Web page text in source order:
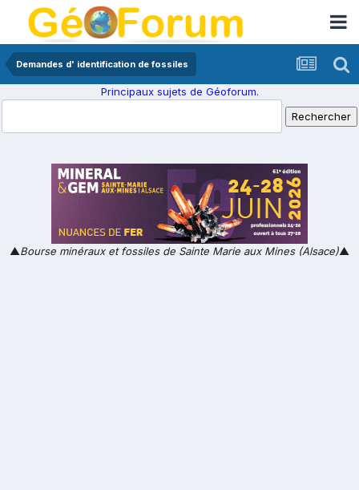
Demandes d' identification de fossiles
Principaux sujets de Géoforum.
▲Bourse minéraux et fossiles de Sainte Marie aux Mines (Alsace)▲